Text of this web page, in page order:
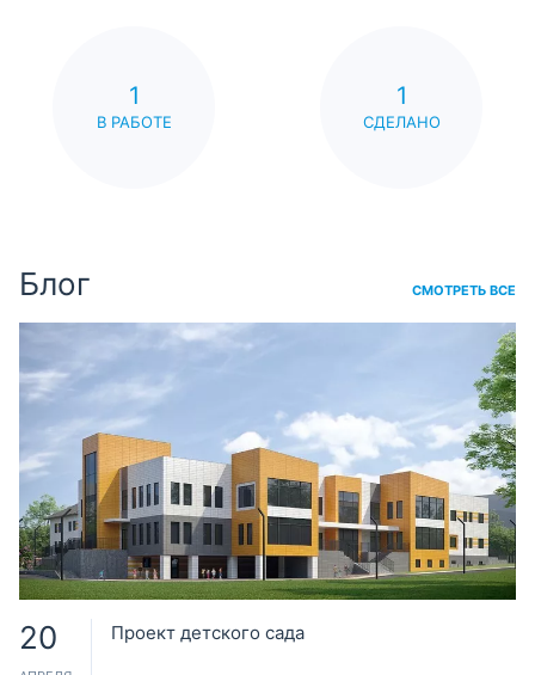
1
В РАБОТЕ
1
СДЕЛАНО
Блог СМОТРЕТЬ ВСЕ
20 Проект детского сада